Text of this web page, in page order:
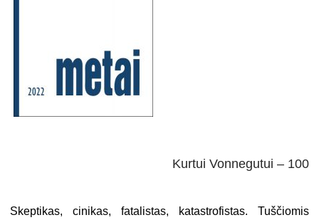
Kurtui Vonnegutui – 100
Skeptikas, cinikas, fatalistas, katastrofistas. Tuščiomis